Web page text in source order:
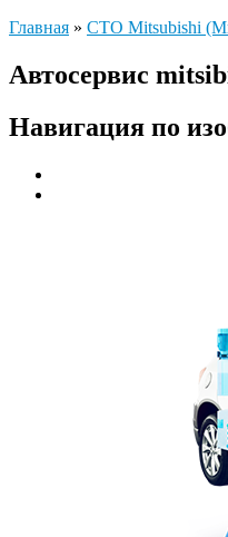
Главная » СТО Mitsubishi
Автосервис
Навигация по